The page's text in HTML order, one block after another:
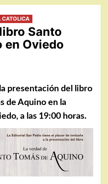
CATOLICA
Santo
en Oviedo
presentación del libro
de Aquino en la
a las 19:00 horas.